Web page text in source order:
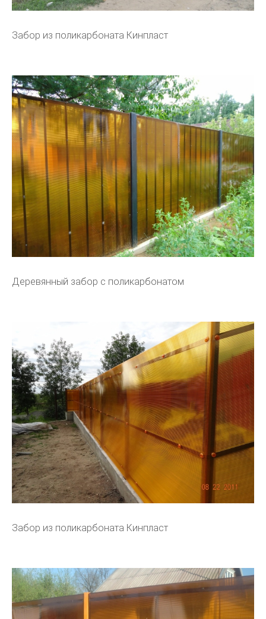
Забор из поликарбоната Кинпласт
Деревянный забор с поликарбонатом
Забор из поликарбоната Кинпласт